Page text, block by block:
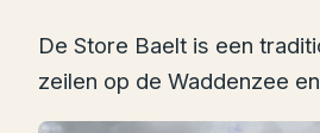
De Store Baelt is een
zeilen op de Waddenzee